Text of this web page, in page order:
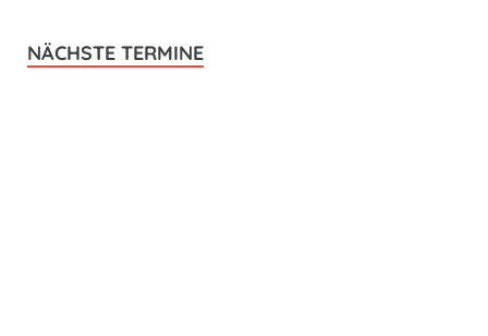
NÄCHSTE TERMINE